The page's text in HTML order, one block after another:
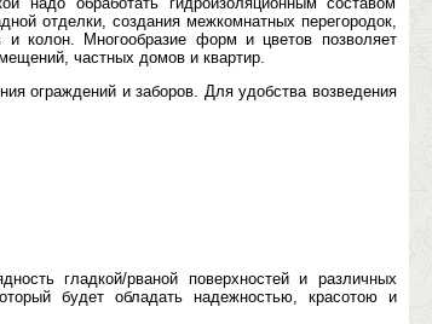
отделки, создания межкомнатных перегородок,
и колон. Многообразие форм и цветов позволяет
частных домов и квартир.
ограждений и заборов. Для удобства возведения
гладкой/рваной поверхностей и различных
будет обладать надежностью, красотою и